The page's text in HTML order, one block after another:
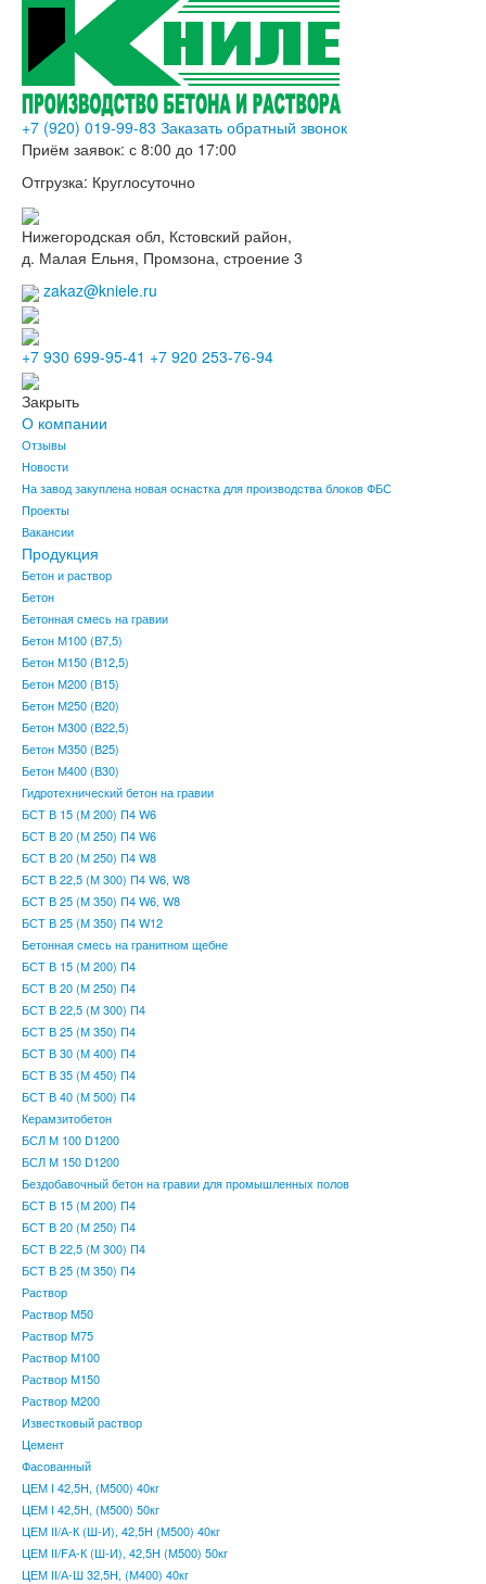
+7 (920) 019-99-83 Заказать обратный звонок
Приём заявок: с 8:00 до 17:00
Отгрузка: Круглосуточно
Нижегородская обл, Кстовский район,
д. Малая Ельня, Промзона, строение 3
zakaz@kniele.ru
+7 930 699-95-41 +7 920 253-76-94
Закрыть
О компании
Отзывы
Новости
На завод закуплена новая оснастка для производства блоков ФБС
Проекты
Вакансии
Продукция
Бетон и раствор
Бетон
Бетонная смесь на гравии
Бетон М100 (В7,5)
Бетон М150 (В12,5)
Бетон М200 (В15)
Бетон М250 (В20)
Бетон М300 (В22,5)
Бетон М350 (В25)
Бетон М400 (В30)
Гидротехнический бетон на гравии
БСТ В 15 (М 200) П4 W6
БСТ В 20 (М 250) П4 W6
БСТ В 20 (М 250) П4 W8
БСТ В 22,5 (М 300) П4 W6, W8
БСТ В 25 (М 350) П4 W6, W8
БСТ В 25 (М 350) П4 W12
Бетонная смесь на гранитном щебне
БСТ В 15 (М 200) П4
БСТ В 20 (М 250) П4
БСТ В 22,5 (М 300) П4
БСТ В 25 (М 350) П4
БСТ В 30 (М 400) П4
БСТ В 35 (М 450) П4
БСТ В 40 (М 500) П4
Керамзитобетон
БСЛ М 100 D1200
БСЛ М 150 D1200
Бездобавочный бетон на гравии для промышленных полов
БСТ В 15 (М 200) П4
БСТ В 20 (М 250) П4
БСТ В 22,5 (М 300) П4
БСТ В 25 (М 350) П4
Раствор
Раствор М50
Раствор М75
Раствор М100
Раствор М150
Раствор М200
Известковый раствор
Цемент
Фасованный
ЦЕМ I 42,5Н, (М500) 40кг
ЦЕМ I 42,5Н, (М500) 50кг
ЦЕМ II/А-К (Ш-И), 42,5Н (М500) 40кг
ЦЕМ II/FА-К (Ш-И), 42,5Н (М500) 50кг
ЦЕМ II/А-Ш 32,5Н, (М400) 40кг